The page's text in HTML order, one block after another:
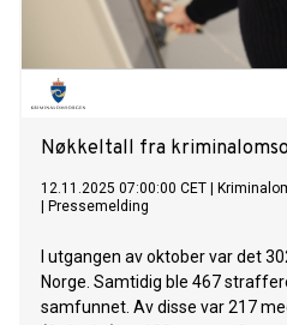
tjeneste eller ulike program og
friomsorgskontoret for å styrke
endring, sier Lise Sannerud,
Kriminalomsorgsdirektoratet.
Nøkkeltall fra
12.11.2025 07:00:00 CET
Pressemelding
I utgangen av oktober var det
Norge. Samtidig ble 467
samfunnet. Av disse var 217